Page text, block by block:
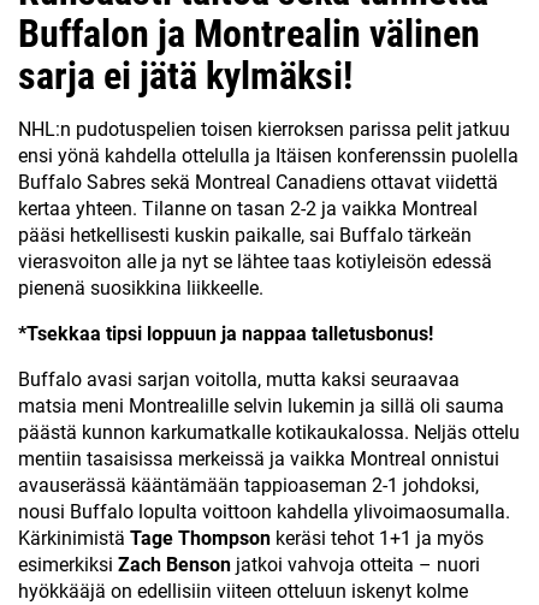
Buffalon ja Montrealin välinen
sarja ei jätä kylmäksi!
NHL:n pudotuspelien toisen kierroksen parissa pelit jatkuu
ensi yönä kahdella ottelulla ja Itäisen konferenssin puolella
Buffalo Sabres sekä Montreal Canadiens ottavat viidettä
kertaa yhteen. Tilanne on tasan 2-2 ja vaikka Montreal
pääsi hetkellisesti kuskin paikalle, sai Buffalo tärkeän
vierasvoiton alle ja nyt se lähtee taas kotiyleisön edessä
pienenä suosikkina liikkeelle.
*Tsekkaa tipsi loppuun ja nappaa talletusbonus!
Buffalo avasi sarjan voitolla, mutta kaksi seuraavaa
matsia meni Montrealille selvin lukemin ja sillä oli sauma
päästä kunnon karkumatkalle kotikaukalossa. Neljäs ottelu
mentiin tasaisissa merkeissä ja vaikka Montreal onnistui
avauserässä kääntämään tappioaseman 2-1 johdoksi,
nousi Buffalo lopulta voittoon kahdella ylivoimaosumalla.
Kärkinimistä Tage Thompson keräsi tehot 1+1 ja myös
esimerkiksi Zach Benson jatkoi vahvoja otteita – nuori
hyökkääjä on edellisiin viiteen otteluun iskenyt kolme